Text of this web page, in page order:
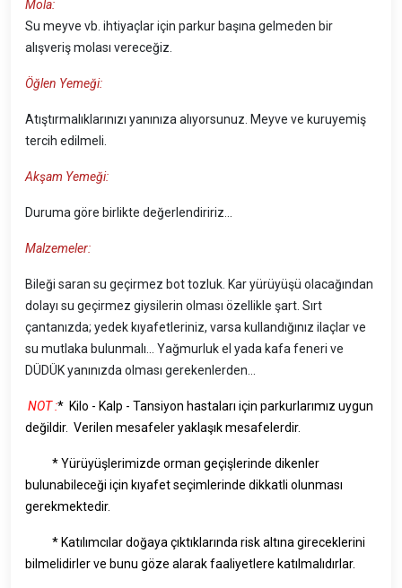
Mola:
Su meyve vb. ihtiyaçlar için parkur başına gelmeden bir
alışveriş molası vereceğiz.
Öğlen Yemeği:
Atıştırmalıklarınızı yanınıza alıyorsunuz. Meyve ve kuruyemiş
tercih edilmeli.
Akşam Yemeği:
Duruma göre birlikte değerlendiririz...
Malzemeler:
Bileği saran su geçirmez bot tozluk. Kar yürüyüşü olacağından
dolayı su geçirmez giysilerin olması özellikle şart. Sırt
çantanızda; yedek kıyafetleriniz, varsa kullandığınız ilaçlar ve
su mutlaka bulunmalı… Yağmurluk el yada kafa feneri ve
DÜDÜK yanınızda olması gerekenlerden…
NOT :* Kilo - Kalp - Tansiyon hastaları için parkurlarımız uygun
değildir. Verilen mesafeler yaklaşık mesafelerdir.
* Yürüyüşlerimizde orman geçişlerinde dikenler
bulunabileceği için kıyafet seçimlerinde dikkatli olunması
gerekmektedir.
* Katılımcılar doğaya çıktıklarında risk altına gireceklerini
bilmelidirler ve bunu göze alarak faaliyetlere katılmalıdırlar.